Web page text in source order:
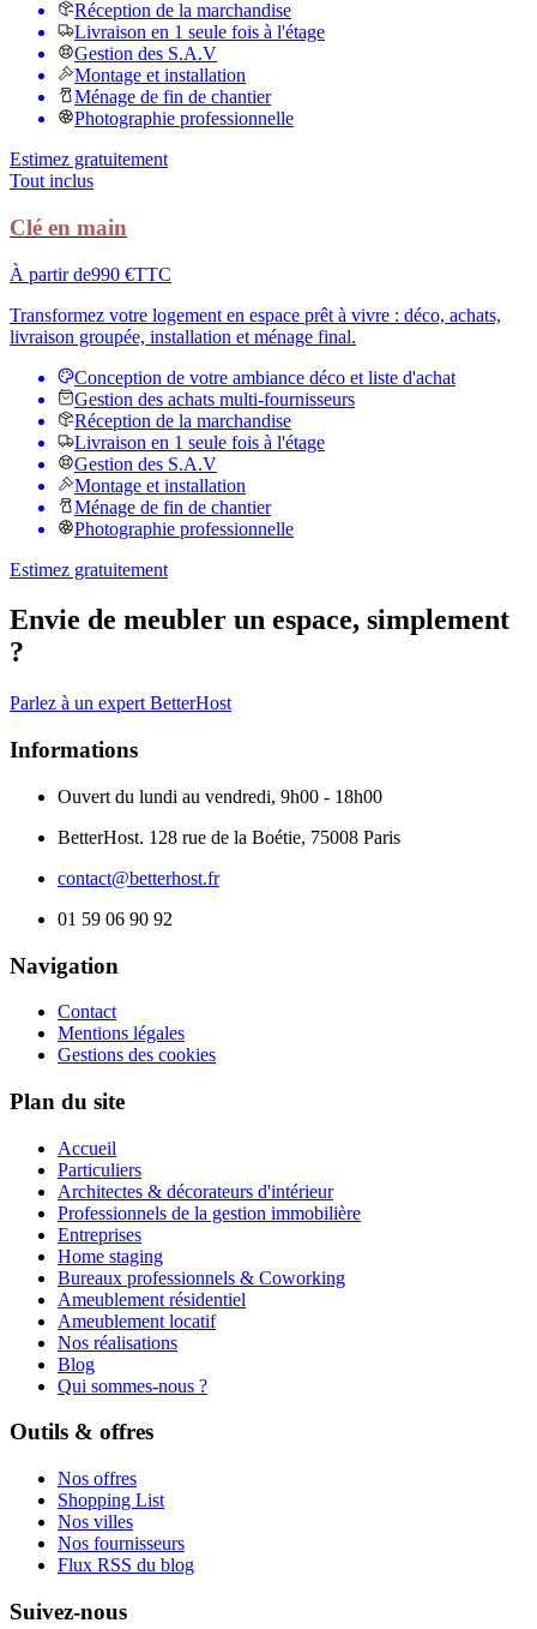
Réception de la marchandise
Livraison en 1 seule fois à l'étage
Gestion des S.A.V
Montage et installation
Ménage de fin de chantier
Photographie professionnelle
Estimez gratuitement
Tout inclus
Clé en main
À partir de990 €TTC
Transformez votre logement en espace prêt à vivre : déco, achats,
livraison groupée, installation et ménage final.
Conception de votre ambiance déco et liste d'achat
Gestion des achats multi-fournisseurs
Réception de la marchandise
Livraison en 1 seule fois à l'étage
Gestion des S.A.V
Montage et installation
Ménage de fin de chantier
Photographie professionnelle
Estimez gratuitement
Envie de meubler un espace, simplement
?
Parlez à un expert BetterHost
Informations
Ouvert du lundi au vendredi, 9h00 - 18h00
BetterHost. 128 rue de la Boétie, 75008 Paris
contact@betterhost.fr
01 59 06 90 92
Navigation
Contact
Mentions légales
Gestions des cookies
Plan du site
Accueil
Particuliers
Architectes & décorateurs d'intérieur
Professionnels de la gestion immobilière
Entreprises
Home staging
Bureaux professionnels & Coworking
Ameublement résidentiel
Ameublement locatif
Nos réalisations
Blog
Qui sommes-nous ?
Outils & offres
Nos offres
Shopping List
Nos villes
Nos fournisseurs
Flux RSS du blog
Suivez-nous